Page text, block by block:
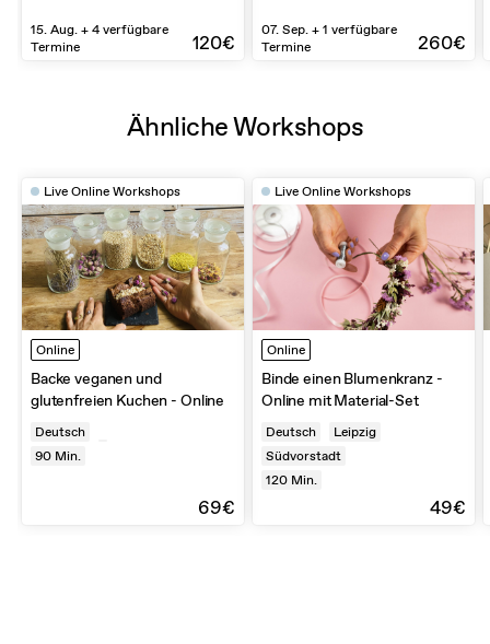
15. Aug. + 4 verfügbare
Termine
120€
07. Sep. + 1 verfügbare
Termine
260€
Ähnliche Workshops
Live Online Workshops
Online
Backe veganen und
glutenfreien Kuchen - Online
Deutsch
90 Min.
69€
Live Online Workshops
Online
Binde einen Blumenkranz -
Online mit Material-Set
Deutsch
Leipzig
Südvorstadt
120 Min.
49€